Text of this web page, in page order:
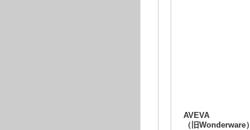
AVEVA
（旧Wonderware）